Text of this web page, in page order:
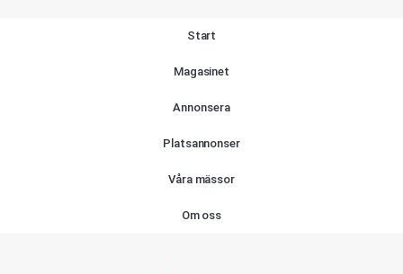
Start
Magasinet
Annonsera
Platsannonser
Våra mässor
Om oss